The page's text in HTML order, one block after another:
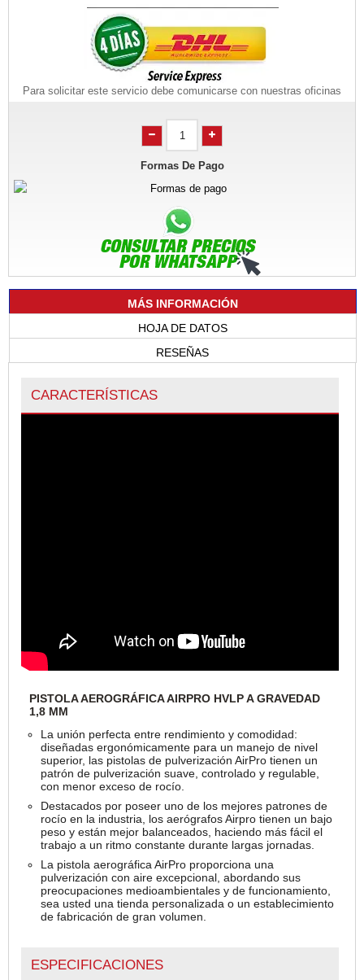
Para solicitar este servicio debe comunicarse con nuestras oficinas
Formas De Pago
MÁS INFORMACIÓN
HOJA DE DATOS
RESEÑAS
CARACTERÍSTICAS
PISTOLA AEROGRÁFICA AIRPRO HVLP A GRAVEDAD
1,8 MM
La unión perfecta entre rendimiento y comodidad:
diseñadas ergonómicamente para un manejo de nivel
superior, las pistolas de pulverización AirPro tienen un
patrón de pulverización suave, controlado y regulable,
con menor exceso de rocío.
Destacados por poseer uno de los mejores patrones de
rocío en la industria, los aerógrafos Airpro tienen un bajo
peso y están mejor balanceados, haciendo más fácil el
trabajo a un ritmo constante durante largas jornadas.
La pistola aerográfica AirPro proporciona una
pulverización con aire excepcional, abordando sus
preocupaciones medioambientales y de funcionamiento,
sea usted una tienda personalizada o un establecimiento
de fabricación de gran volumen.
ESPECIFICACIONES